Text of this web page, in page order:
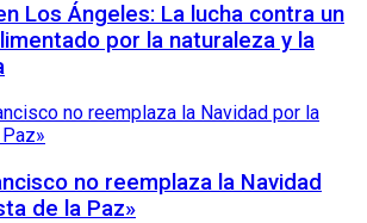
Los Ángeles: La lucha contra un
por la naturaleza y la
no reemplaza la Navidad
de la Paz»